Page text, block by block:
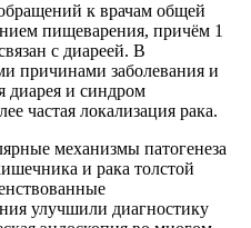
к врачам общей
пищеварения, причём 1
с диареей. В
причинами заболевания и
диарея и синдром
частая локализация рака.
механизмы патогенеза
и рака толстой
улучшили диагностику